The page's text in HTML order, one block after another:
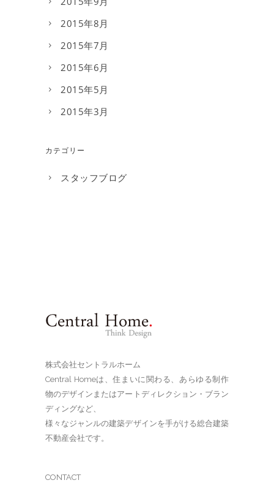
2015年8月
2015年7月
2015年6月
2015年5月
2015年3月
カテゴリー
スタッフブログ
株式会社セントラルホーム
Central Homeは、住まいに関わる、あらゆる制作
物のデザインまたはアートディレクション・ブラン
ディングなど、
様々なジャンルの建築デザインを手がける総合建築
不動産会社です。
CONTACT